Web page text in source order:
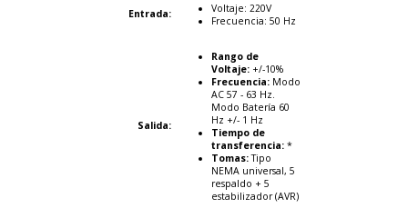
Entrada:
Voltaje: 220V
Frecuencia: 50 Hz
Salida:
Rango de
Voltaje: +/-10%
Frecuencia: Modo
AC 57 - 63 Hz.
Modo Batería 60
Hz +/- 1 Hz
Tiempo de
transferencia: *
Tomas:Tipo
NEMA universal, 5
respaldo + 5
estabilizador (AVR)